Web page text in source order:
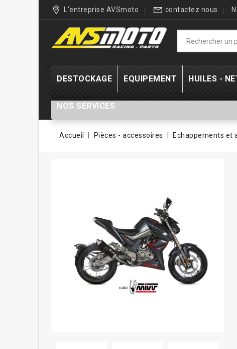
L'entreprise AVSmoto contactez nous
DESTOCKAGE EQUIPEMENT HUILES -
NOS SERVICES
Accueil Pièces - accessoires Echappements et